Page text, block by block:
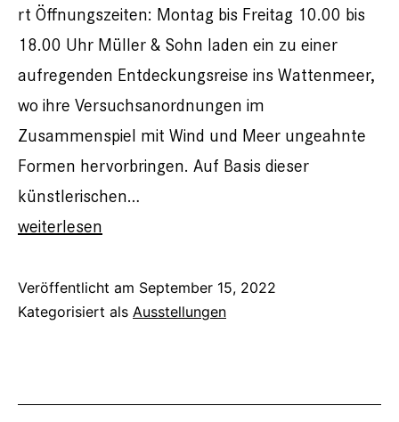
rt Öffnungszeiten: Montag bis Freitag 10.00 bis
18.00 Uhr Müller & Sohn laden ein zu einer
aufregenden Entdeckungsreise ins Wattenmeer,
wo ihre Versuchsanordnungen im
Zusammenspiel mit Wind und Meer ungeahnte
Formen hervorbringen. Auf Basis dieser
künstlerischen…
„WEGE“–
im
Haus
Stuttgart
weiterlesen
Veröffentlicht am September 15, 2022
Kategorisiert als Ausstellungen